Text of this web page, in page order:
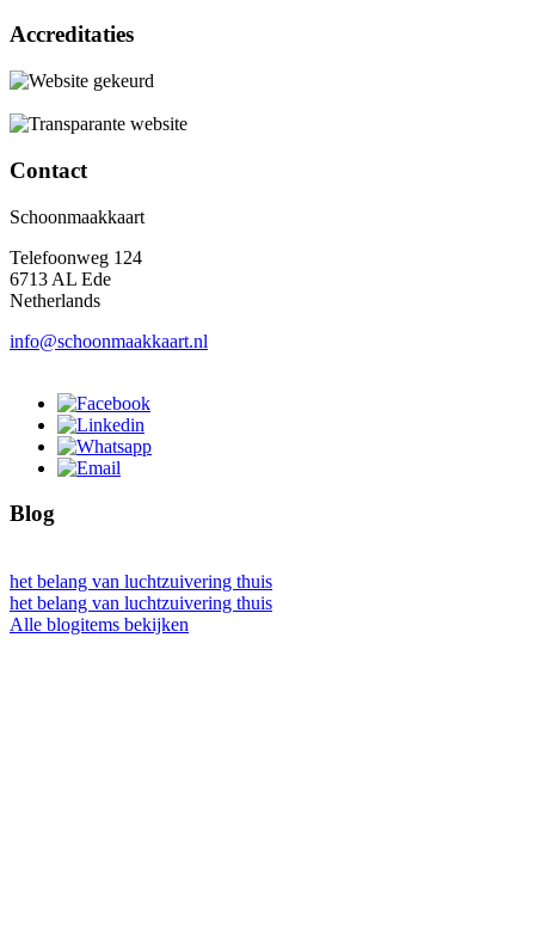
Accreditaties
Contact
Schoonmaakkaart
Telefoonweg 124
6713 AL Ede
Netherlands
info@schoonmaakkaart.nl
Blog
het belang van luchtzuivering thuis
het belang van luchtzuivering thuis
Alle blogitems bekijken